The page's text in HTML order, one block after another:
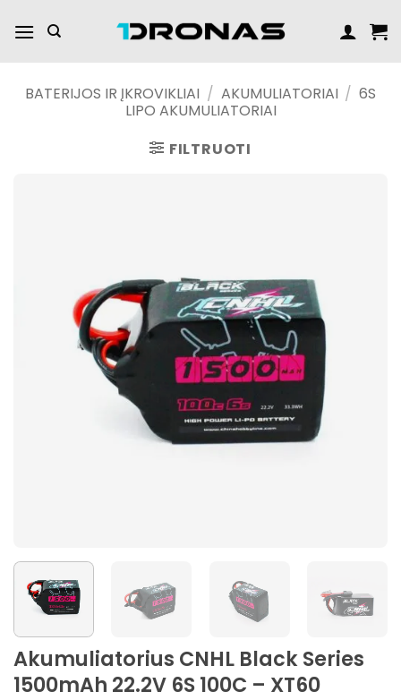
turinį
BATERIJOS IR ĮKROVIKLIAI / AKUMULIATORIAI / 6S
LIPO AKUMULIATORIAI
FILTRUOTI
Akumuliatorius CNHL Black Series
1500mAh 22.2V 6S 100C – XT60